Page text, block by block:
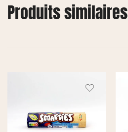
Produits similaires